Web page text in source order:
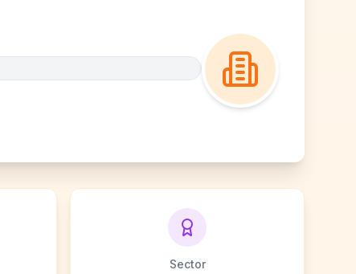
Sector